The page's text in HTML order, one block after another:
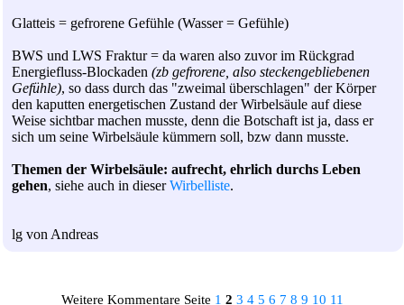
Glatteis = gefrorene Gefühle (Wasser = Gefühle)
BWS und LWS Fraktur = da waren also zuvor im Rückgrad
Energiefluss-Blockaden (zb gefrorene, also steckengebliebenen
Gefühle), so dass durch das "zweimal überschlagen" der Körper
den kaputten energetischen Zustand der Wirbelsäule auf diese
Weise sichtbar machen musste, denn die Botschaft ist ja, dass er
sich um seine Wirbelsäule kümmern soll, bzw dann musste.
Themen der Wirbelsäule: aufrecht, ehrlich durchs Leben
gehen, siehe auch in dieserWirbelliste.
lg von Andreas
Weitere Kommentare Seite 1 2 3 4 5 6 7 8 9 10 11